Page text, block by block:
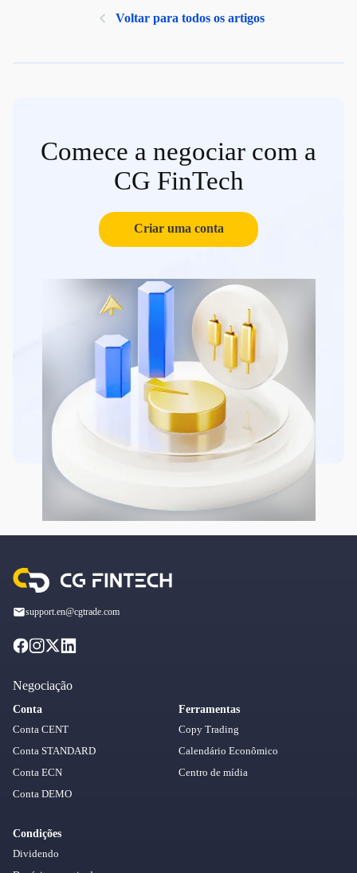
Voltar para todos os artigos
Comece a negociar com a
CG FinTech
Criar uma conta
support.en@cgtrade.com
Negociação
Conta
Conta CENT
Conta STANDARD
Conta ECN
Conta DEMO
Condições
Dividendo
Ferramentas
Copy Trading
Calendário Econômico
Centro de mídia